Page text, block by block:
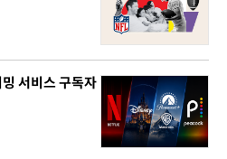
서비스 구독자